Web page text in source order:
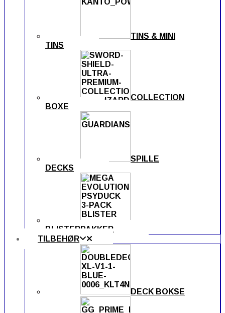
TINS & MINI
TINS
COLLECTION
BOXE
SPILLE
DECKS
BLISTERPAKKER
TILBEHØR
DECK BOKSE